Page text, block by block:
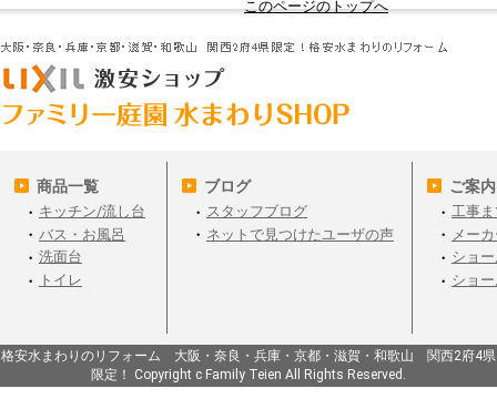
このページのトップへ
商品一覧
キッチン/流し台
バス・お風呂
洗面台
トイレ
ブログ
スタッフブログ
ネットで見つけたユーザの声
ご案内
工事
メー
ショ
ショ
格安水まわりのリフォーム 大阪・奈良・兵庫・京都・滋賀・和歌山 関西2府4県
限定！ Copyright c Family Teien All Rights Reserved.